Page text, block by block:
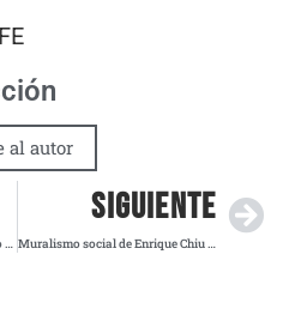
al autor
Francia intercepta petrolero ruso sancionado en el Atlántico
SIGUIENTE
Muralismo social de Enrique Chiu alcanza presencia en 17 países